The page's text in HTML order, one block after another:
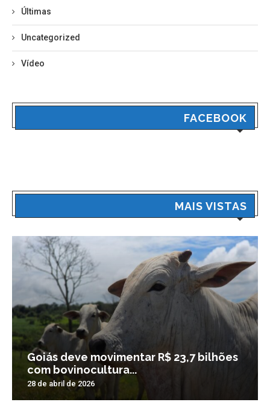
Últimas
Uncategorized
Vídeo
FACEBOOK
MAIS VISTAS
Goiás deve movimentar R$ 23,7 bilhões
com bovinocultura...
28 de abril de 2026